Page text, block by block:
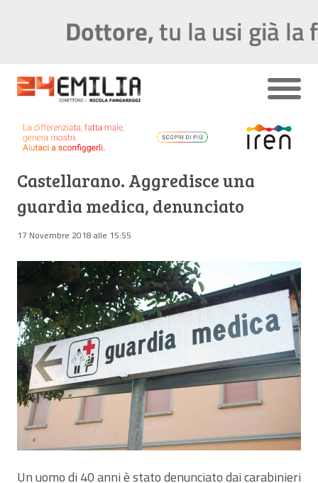
Castellarano. Aggredisce una
guardia medica, denunciato
17 Novembre 2018 alle 15:55
Un uomo di 40 anni è stato denunciato dai carabinieri